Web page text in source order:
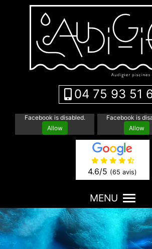
04 75 93 51
Facebook is disabled.
Allow
Facebook is
Allow
4.6/5 (65 avis)
MENU